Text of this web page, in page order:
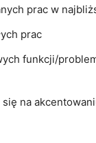
prac w
prac
funkcji/
na